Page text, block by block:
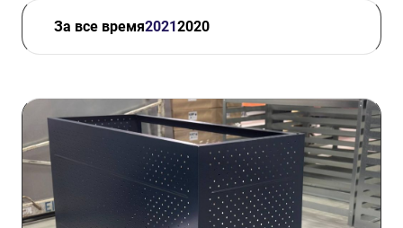
За все время20212020